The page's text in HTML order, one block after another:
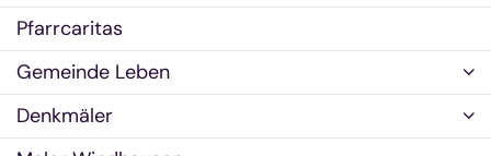
Pfarrcaritas
Gemeinde Leben
Denkmäler